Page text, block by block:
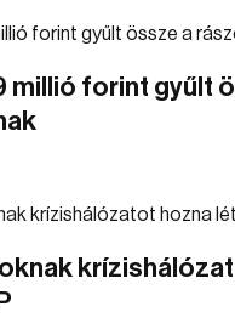
millió forint gyűlt